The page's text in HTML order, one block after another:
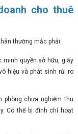
cho thuê
thường mắc phải:
minh quyền sở hữu, giấy
hiệu và phát sinh rủi ro
phòng chưa nghiệm thu
Có thể bị đình chỉ hoạt